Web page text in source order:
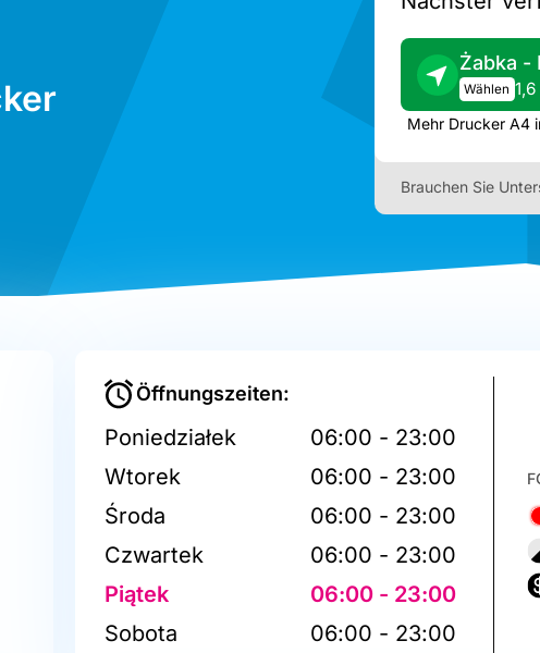
Wählen
Brauchen Sie
Öffnungszeiten:
Poniedziałek
06:00 - 23:00
Wtorek
06:00 - 23:00
Środa
06:00 - 23:00
Czwartek
06:00 - 23:00
Piątek
06:00 - 23:00
Sobota
06:00 - 23:00